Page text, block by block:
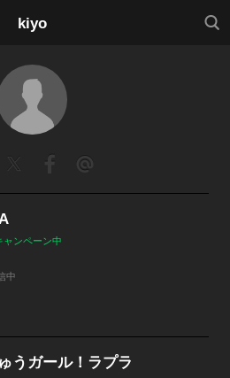
kiyo
検索
ャンペーン中
中
うガール！ラプラ